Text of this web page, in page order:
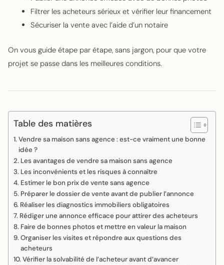
Filtrer les acheteurs sérieux et vérifier leur financement
Sécuriser la vente avec l’aide d’un notaire
On vous guide étape par étape, sans jargon, pour que votre
projet se passe dans les meilleures conditions.
Table des matières
Vendre sa maison sans agence : est-ce vraiment une bonne
idée ?
Les avantages de vendre sa maison sans agence
Les inconvénients et les risques à connaître
Estimer le bon prix de vente sans agence
Préparer le dossier de vente avant de publier l’annonce
Réaliser les diagnostics immobiliers obligatoires
Rédiger une annonce efficace pour attirer des acheteurs
Faire de bonnes photos et mettre en valeur la maison
Organiser les visites et répondre aux questions des
acheteurs
Vérifier la solvabilité de l’acheteur avant d’avancer